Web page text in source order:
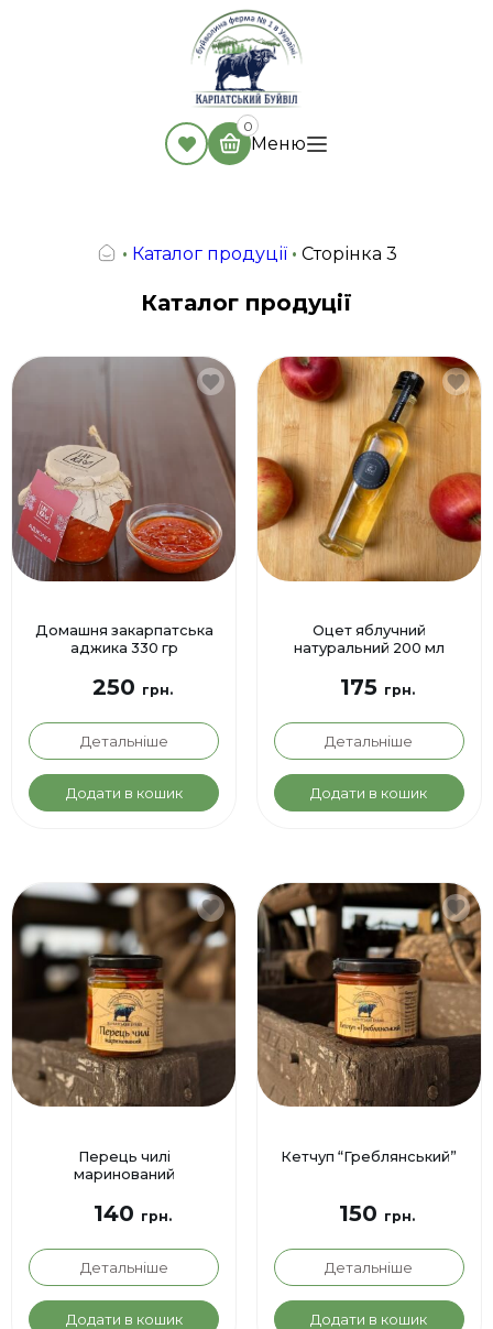
0
Меню
• Каталог продуції • Сторінка 3
Каталог продуції
Домашня закарпатська
аджика 330 гр
250 грн.
Детальніше
Додати в кошик
Оцет яблучний
натуральний 200 мл
175 грн.
Детальніше
Додати в кошик
Перець чилі
маринований
140 грн.
Детальніше
Додати в кошик
Кетчуп “Греблянський”
150 грн.
Детальніше
Додати в кошик